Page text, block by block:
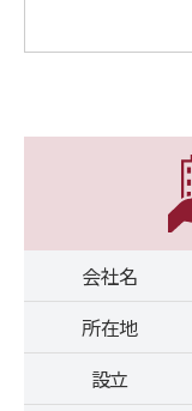
会社名
所在地
設立